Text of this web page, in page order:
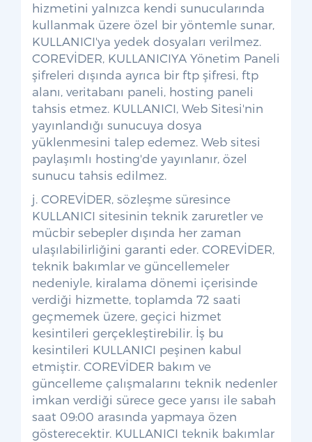
hizmetini yalnızca kendi sunucularında
kullanmak üzere özel bir yöntemle sunar,
KULLANICI'ya yedek dosyaları verilmez.
COREVİDER, KULLANICIYA Yönetim Paneli
şifreleri dışında ayrıca bir ftp şifresi, ftp
alanı, veritabanı paneli, hosting paneli
tahsis etmez. KULLANICI, Web Sitesi'nin
yayınlandığı sunucuya dosya
yüklenmesini talep edemez. Web sitesi
paylaşımlı hosting'de yayınlanır, özel
sunucu tahsis edilmez.
j. COREVİDER, sözleşme süresince
KULLANICI sitesinin teknik zaruretler ve
mücbir sebepler dışında her zaman
ulaşılabilirliğini garanti eder. COREVİDER,
teknik bakımlar ve güncellemeler
nedeniyle, kiralama dönemi içerisinde
verdiği hizmette, toplamda 72 saati
geçmemek üzere, geçici hizmet
kesintileri gerçekleştirebilir. İş bu
kesintileri KULLANICI peşinen kabul
etmiştir. COREVİDER bakım ve
güncelleme çalışmalarını teknik nedenler
imkan verdiği sürece gece yarısı ile sabah
saat 09:00 arasında yapmaya özen
gösterecektir. KULLANICI teknik bakımlar